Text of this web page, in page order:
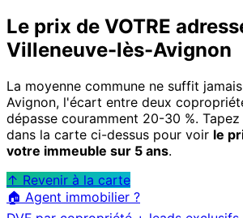
Le prix de VOTRE
Villeneuve-lès-Avignon
La moyenne commune ne suffit
Avignon, l'écart entre deux
dépasse couramment 20-30 %.
dans la carte ci-dessus pour voir le
votre immeuble sur 5 ans.
↑ Revenir à la carte
🏠 Agent immobilier ?